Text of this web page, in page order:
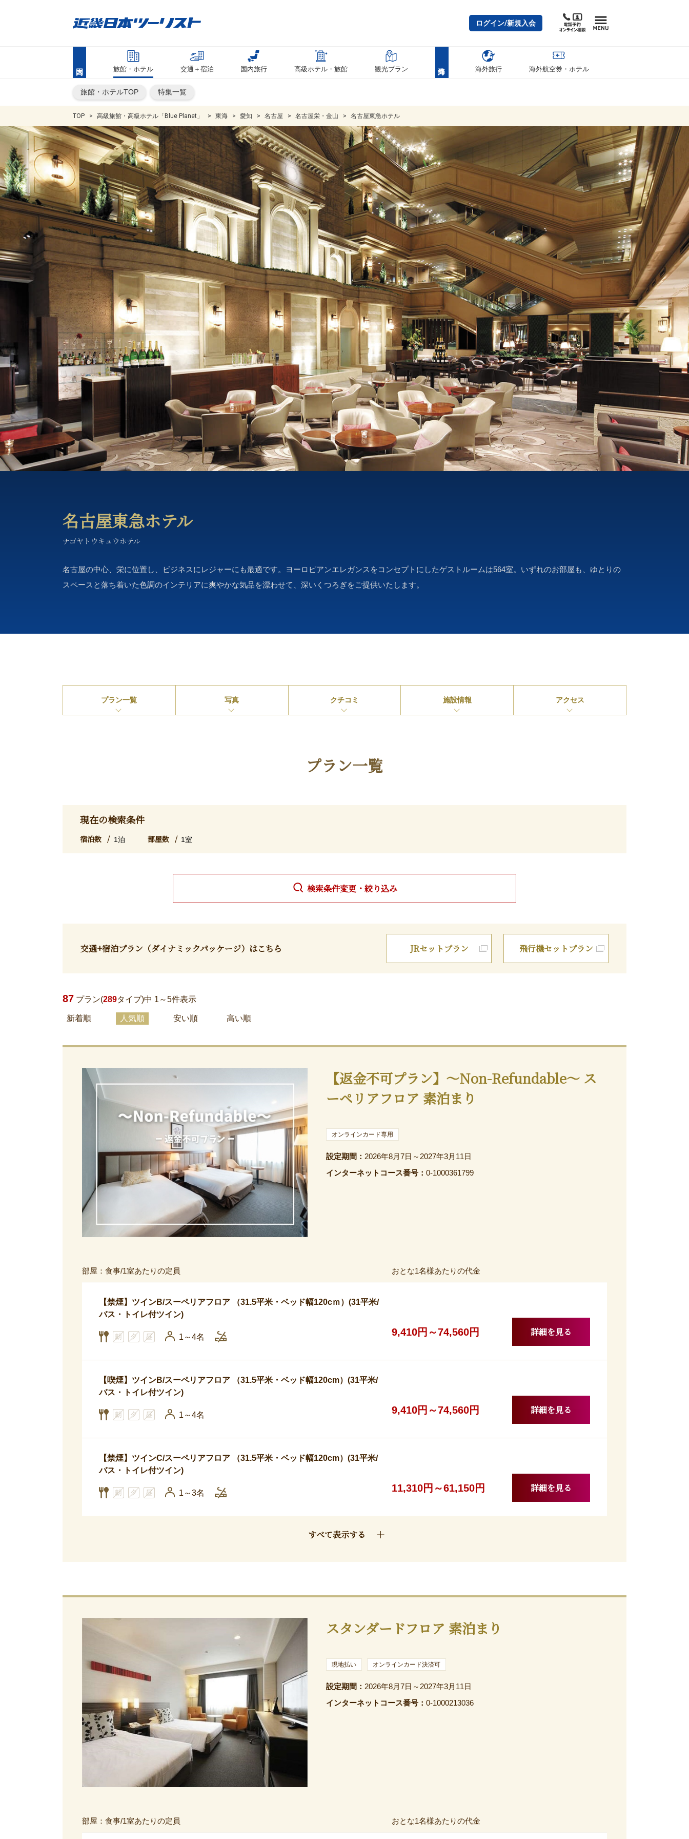
ログイン/新規入会
旅館・ホテル 交通＋宿泊 国内旅行 高級ホテル・旅館 観光プラン 海外旅行 海外航空券・ホテル
旅館・ホテルTOP 特集一覧
TOP 高級旅館・高級ホテル「Blue Planet」 東海 愛知 名古屋 名古屋栄・金山 名古屋東急ホテル
名古屋東急ホテル
ナゴヤトウキュウホテル
名古屋の中心、栄に位置し、ビジネスにレジャーにも最適です。ヨーロピアンエレガンスをコンセプトにしたゲストルームは564室。いずれのお部屋も、ゆとりの
スペースと落ち着いた色調のインテリアに爽やかな気品を漂わせて、深いくつろぎをご提供いたします。
プラン一覧 写真 クチコミ 施設情報 アクセス
プラン一覧
現在の検索条件
宿泊数 1泊 部屋数 1室
検索条件変更・絞り込み
交通+宿泊プラン （ダイナミックパッケージ）はこちら JRセットプラン 飛行機セットプラン
87 プラン(289タイプ)中 1～5件表示
新着順 人気順 安い順 高い順
【返金不可プラン】～Non-Refundable～ ス
ーペリアフロア 素泊まり
オンラインカード専用
設定期間： 2026年8月7日～2027年3月11日
インターネットコース番号：0-1000361799
部屋：食事/1室あたりの定員 おとな1名様あたりの代金
【禁煙】ツインB/スーペリアフロア （31.5平米・ベッド幅120cｍ）(31平米/
バス・トイレ付ツイン)
1～4名 9,410円～74,560円 詳細を見る
【喫煙】ツインB/スーペリアフロア （31.5平米・ベッド幅120cm）(31平米/
バス・トイレ付ツイン)
1～4名 9,410円～74,560円 詳細を見る
【禁煙】ツインC/スーペリアフロア （31.5平米・ベッド幅120cm）(31平米/
バス・トイレ付ツイン)
1～3名 11,310円～61,150円 詳細を見る
すべて表示する
スタンダードフロア 素泊まり
現地払い オンラインカード決済可
設定期間： 2026年8月7日～2027年3月11日
インターネットコース番号：0-1000213036
部屋：食事/1室あたりの定員 おとな1名様あたりの代金